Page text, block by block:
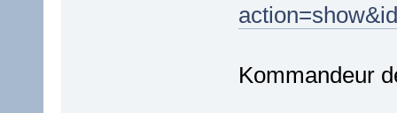
Kommandeur